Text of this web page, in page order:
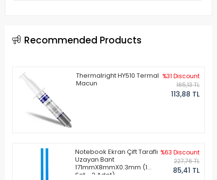
Recommended Products
Thermalright HY510 Termal
Macun
%31 Discount
165,13 TL
113,88 TL
Notebook Ekran Çift Taraflı
Uzayan Bant
171mmX8mmX0.3mm (1
Set - 2 Adet)
%63 Discount
227,76 TL
85,41 TL